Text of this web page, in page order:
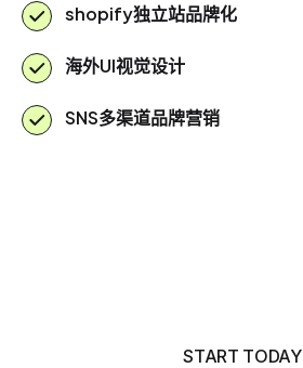
shopify独立站品牌化
海外UI视觉设计
SNS多渠道品牌营销
START TODAY